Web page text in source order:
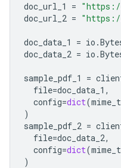
doc_url_1 =
doc_url_2 =
doc_data_1 = io .
doc_data_2 = io .
sample_pdf_1 =
file=doc_data_1 ,
config=dict(
)
sample_pdf_2 =
file=doc_data_2,
config=dict(
)